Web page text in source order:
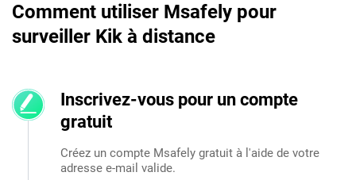
Comment utiliser Msafely pour
surveiller Kik à distance
Inscrivez-vous pour un compte
gratuit
Créez un compte Msafely gratuit à l'aide de votre
adresse e-mail valide.